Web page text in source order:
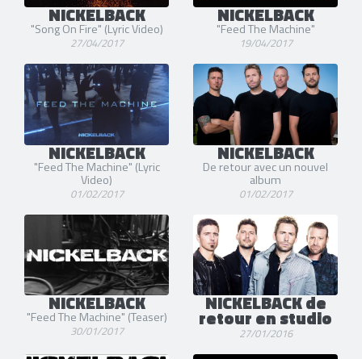
NICKELBACK
"Song On Fire" (Lyric Video)
27/04/2017
NICKELBACK
"Feed The Machine"
19/04/2017
NICKELBACK
"Feed The Machine" (Lyric
Video)
01/02/2017
NICKELBACK
De retour avec un nouvel
album
01/02/2017
NICKELBACK
"Feed The Machine" (Teaser)
30/01/2017
NICKELBACK de
retour en studio
27/01/2016